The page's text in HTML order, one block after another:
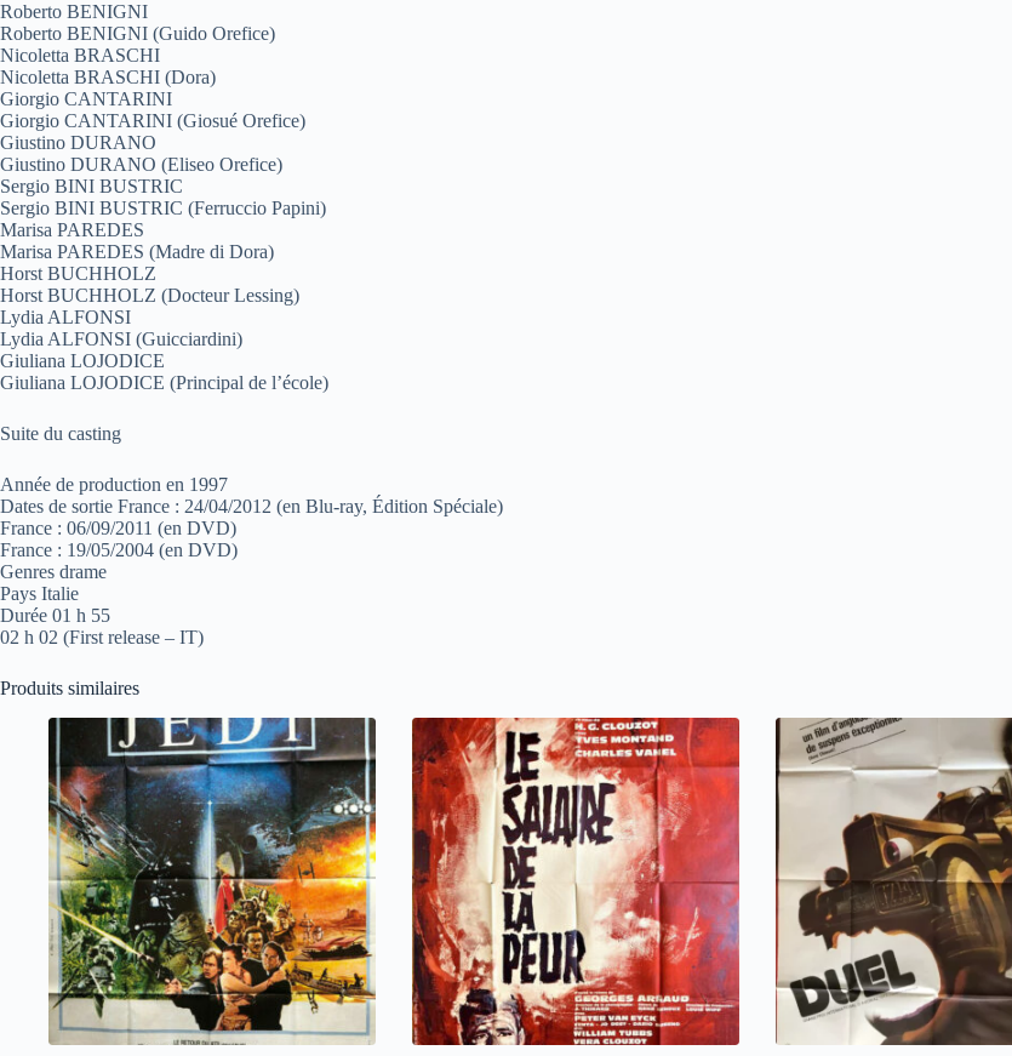
Roberto BENIGNI
Roberto BENIGNI (Guido Orefice)
Nicoletta BRASCHI
Nicoletta BRASCHI (Dora)
Giorgio CANTARINI
Giorgio CANTARINI (Giosué Orefice)
Giustino DURANO
Giustino DURANO (Eliseo Orefice)
Sergio BINI BUSTRIC
Sergio BINI BUSTRIC (Ferruccio Papini)
Marisa PAREDES
Marisa PAREDES (Madre di Dora)
Horst BUCHHOLZ
Horst BUCHHOLZ (Docteur Lessing)
Lydia ALFONSI
Lydia ALFONSI (Guicciardini)
Giuliana LOJODICE
Giuliana LOJODICE (Principal de l’école)
Suite du casting
Année de production en 1997
Dates de sortie France : 24/04/2012 (en Blu-ray, Édition Spéciale)
France : 06/09/2011 (en DVD)
France : 19/05/2004 (en DVD)
Genres drame
Pays Italie
Durée 01 h 55
02 h 02 (First release – IT)
Produits similaires